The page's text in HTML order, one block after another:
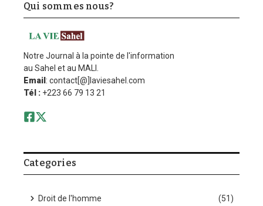
Qui sommes nous?
Notre Journal à la pointe de l'information
au Sahel et au MALI.
Email: contact[@]laviesahel.com
Tél : +223 66 79 13 21
Categories
Droit de l'homme (51)